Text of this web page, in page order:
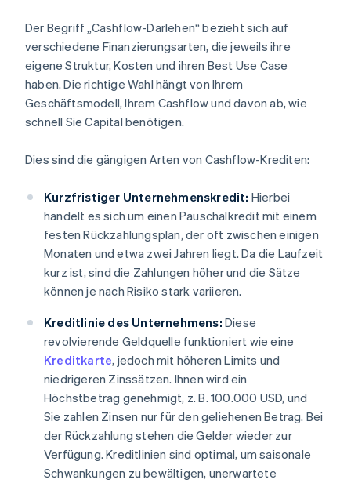
Der Begriff „Cashflow-Darlehen“ bezieht sich auf
verschiedene Finanzierungsarten, die jeweils ihre
eigene Struktur, Kosten und ihren Best Use Case
haben. Die richtige Wahl hängt von Ihrem
Geschäftsmodell, Ihrem Cashflow und davon ab, wie
schnell Sie Capital benötigen.
Dies sind die gängigen Arten von Cashflow-Krediten:
Kurzfristiger Unternehmenskredit: Hierbei
handelt es sich um einen Pauschalkredit mit einem
festen Rückzahlungsplan, der oft zwischen einigen
Monaten und etwa zwei Jahren liegt. Da die Laufzeit
kurz ist, sind die Zahlungen höher und die Sätze
können je nach Risiko stark variieren.
Kreditlinie des Unternehmens: Diese
revolvierende Geldquelle funktioniert wie eine
Kreditkarte, jedoch mit höheren Limits und
niedrigeren Zinssätzen. Ihnen wird ein
Höchstbetrag genehmigt, z. B. 100.000 USD, und
Sie zahlen Zinsen nur für den geliehenen Betrag. Bei
der Rückzahlung stehen die Gelder wieder zur
Verfügung. Kreditlinien sind optimal, um saisonale
Schwankungen zu bewältigen, unerwartete